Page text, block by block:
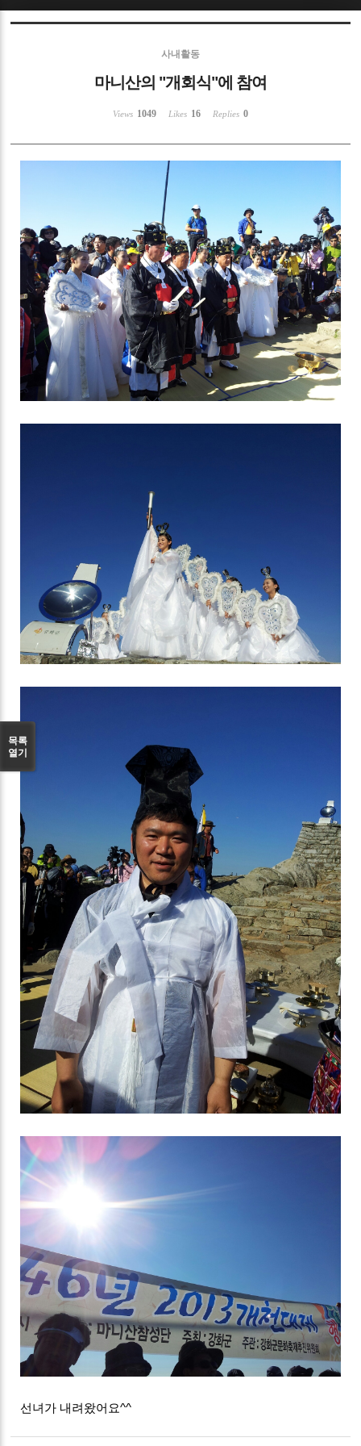
사내활동
마니산의 "개회식"에 참여
Views 1049 Likes 16 Replies 0
선녀가 내려왔어요^^
목록
열기
Sketchbook5, 스케치북5
Sketchbook5, 스케치북5